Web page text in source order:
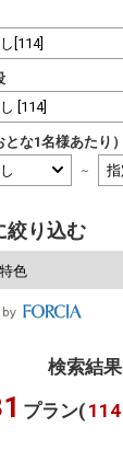
な1名様あたり）
～
絞り込む
色
検索結果
プラン( 114